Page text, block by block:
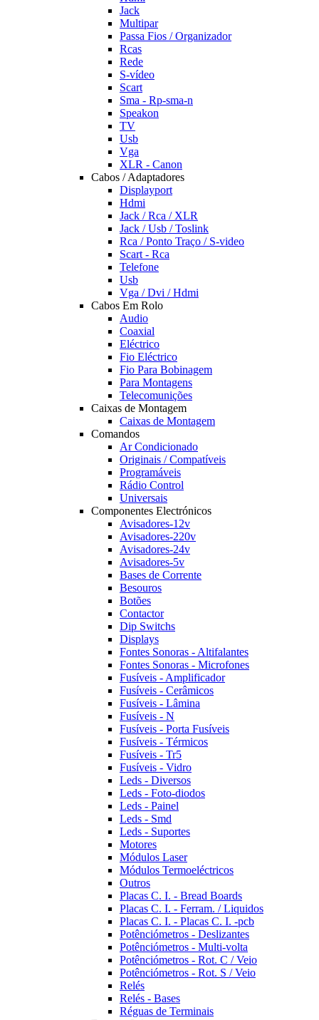
Jack
Multipar
Passa Fios / Organizador
Rcas
Rede
S-vídeo
Scart
Sma - Rp-sma-n
Speakon
TV
Usb
Vga
XLR - Canon
Cabos / Adaptadores
Displayport
Hdmi
Jack / Rca / XLR
Jack / Usb / Toslink
Rca / Ponto Traço / S-video
Scart - Rca
Telefone
Usb
Vga / Dvi / Hdmi
Cabos Em Rolo
Audio
Coaxial
Eléctrico
Fio Eléctrico
Fio Para Bobinagem
Para Montagens
Telecomunições
Caixas de Montagem
Caixas de Montagem
Comandos
Ar Condicionado
Originais / Compatíveis
Programáveis
Rádio Control
Universais
Componentes Electrónicos
Avisadores-12v
Avisadores-220v
Avisadores-24v
Avisadores-5v
Bases de Corrente
Besouros
Botões
Contactor
Dip Switchs
Displays
Fontes Sonoras - Altifalantes
Fontes Sonoras - Microfones
Fusíveis - Amplificador
Fusíveis - Cerâmicos
Fusíveis - Lâmina
Fusíveis - N
Fusíveis - Porta Fusíveis
Fusíveis - Térmicos
Fusíveis - Tr5
Fusíveis - Vidro
Leds - Diversos
Leds - Foto-diodos
Leds - Painel
Leds - Smd
Leds - Suportes
Motores
Módulos Laser
Módulos Termoeléctricos
Outros
Placas C. I. - Bread Boards
Placas C. I. - Ferram. / Liquidos
Placas C. I. - Placas C. I. -pcb
Potênciómetros - Deslizantes
Potênciómetros - Multi-volta
Potênciómetros - Rot. C / Veio
Potênciómetros - Rot. S / Veio
Relés
Relés - Bases
Réguas de Terminais